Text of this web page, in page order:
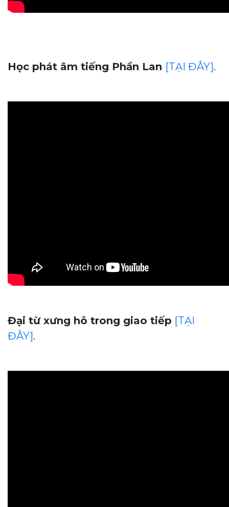
Học phát âm tiếng Phần Lan [TẠI ĐÂY].
Đại từ xưng hô trong giao tiếp [TẠI
ĐÂY].